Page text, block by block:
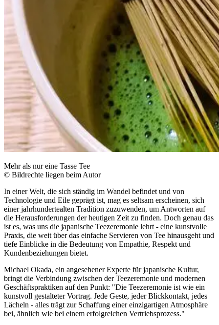
Mehr als nur eine Tasse Tee
© Bildrechte liegen beim Autor
In einer Welt, die sich ständig im Wandel befindet und von
Technologie und Eile geprägt ist, mag es seltsam erscheinen, sich
einer jahrhundertealten Tradition zuzuwenden, um Antworten auf
die Herausforderungen der heutigen Zeit zu finden. Doch genau das
ist es, was uns die japanische Teezeremonie lehrt - eine kunstvolle
Praxis, die weit über das einfache Servieren von Tee hinausgeht und
tiefe Einblicke in die Bedeutung von Empathie, Respekt und
Kundenbeziehungen bietet.
Michael Okada, ein angesehener Experte für japanische Kultur,
bringt die Verbindung zwischen der Teezeremonie und modernen
Geschäftspraktiken auf den Punkt: "Die Teezeremonie ist wie ein
kunstvoll gestalteter Vortrag. Jede Geste, jeder Blickkontakt, jedes
Lächeln - alles trägt zur Schaffung einer einzigartigen Atmosphäre
bei, ähnlich wie bei einem erfolgreichen Vertriebsprozess."